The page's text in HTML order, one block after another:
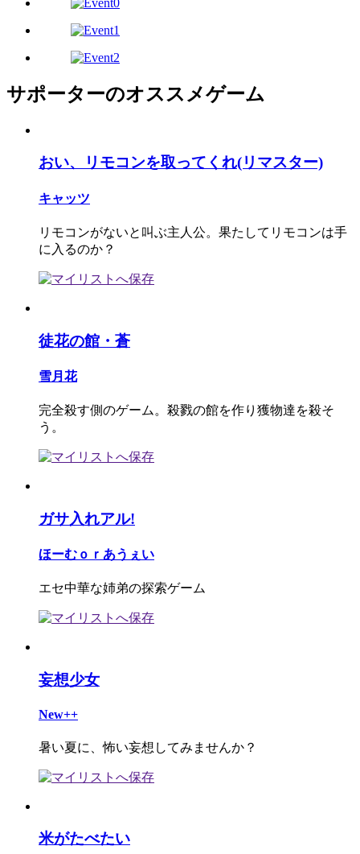
サポーターのオススメゲーム
おい、リモコンを取ってくれ(リマスター)
キャッツ
リモコンがないと叫ぶ主人公。果たしてリモコンは手
に入るのか？
徒花の館・蒼
雪月花
完全殺す側のゲーム。殺戮の館を作り獲物達を殺そ
う。
ガサ入れアル!
ほーむｏｒあうぇい
エセ中華な姉弟の探索ゲーム
妄想少女
New++
暑い夏に、怖い妄想してみませんか？
米がたべたい